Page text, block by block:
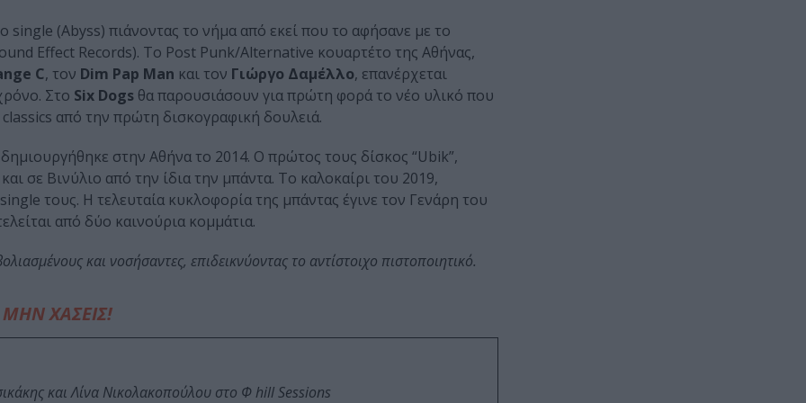
(Abyss) πιάνοντας το νήμα από εκεί που το αφήσανε με το
Effect Records). To Post Punk/Alternative κουαρτέτο της Αθήνας,
C, τον Dim Pap Man και τον Γιώργο Δαμέλλο, επανέρχεται
Στο Six Dogs θα παρουσιάσουν για πρώτη φορά το νέο υλικό που
από την πρώτη δισκογραφική δουλειά.
στην Αθήνα το 2014. O πρώτος τους δίσκος “Ubik”,
σε Βινύλιο από την ίδια την μπάντα. Το καλοκαίρι του 2019,
τους. Η τελευταία κυκλοφορία της μπάντας έγινε τον Γενάρη του
από δύο καινούρια κομμάτια.
και νοσήσαντες, επιδεικνύοντας το αντίστοιχο πιστοποιητικό.
ΜΗΝ ΧΑΣΕΙΣ!
και Λίνα Νικολακοπούλου στο Φ hill Sessions